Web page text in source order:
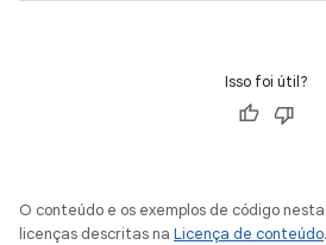
Isso foi útil?
O conteúdo e os exemplos de código
licenças descritas na Licença de conteúdo